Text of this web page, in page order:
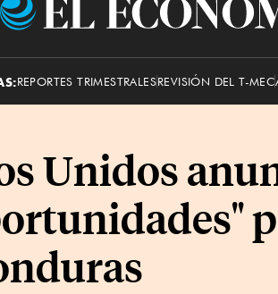
El
REPORTES TRIMESTRALESREVISIÓN DEL T-MEC
Unidos